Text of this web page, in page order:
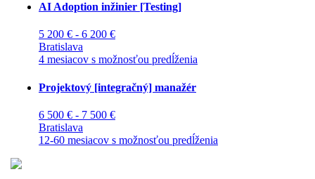
AI Adoption inžinier [Testing]
5 200 € - 6 200 €
Bratislava
4 mesiacov s možnosťou predĺženia
Projektový [integračný] manažér
6 500 € - 7 500 €
Bratislava
12-60 mesiacov s možnosťou predĺženia